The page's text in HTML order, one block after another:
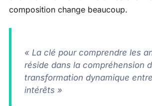
composition change beaucoup.
« La clé pour comprendre les
réside dans la compréhension
transformation dynamique
intérêts »